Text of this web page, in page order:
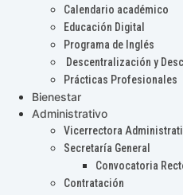
Calendario académico
Educación Digital
Programa de Inglés
Descentralización y
Prácticas Profesionales
Bienestar
Administrativo
Vicerrectora
Secretaría General
Convocatoria
Contratación